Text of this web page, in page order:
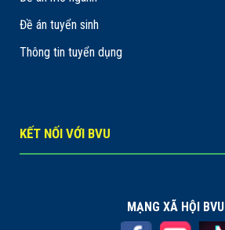
Đề án tuyển sinh
Thông tin tuyển dụng
KẾT NỐI VỚI BVU
MẠNG XÃ HỘI BVU